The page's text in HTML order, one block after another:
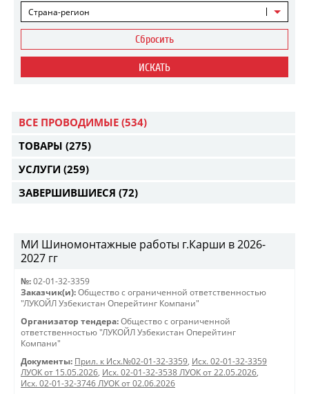
Страна-регион
Сбросить
ИСКАТЬ
ВСЕ ПРОВОДИМЫЕ (534)
ТОВАРЫ (275)
УСЛУГИ (259)
ЗАВЕРШИВШИЕСЯ (72)
МИ Шиномонтажные работы г.Карши в 2026-
2027 гг
№: 02-01-32-3359
Заказчик(и): Общество с ограниченной ответственностью
"ЛУКОЙЛ Узбекистан Оперейтинг Компани"
Организатор тендера: Общество с ограниченной
ответственностью "ЛУКОЙЛ Узбекистан Оперейтинг
Компани"
Документы: Прил. к Исх.№02-01-32-3359, Исх. 02-01-32-3359
ЛУОК от 15.05.2026, Исх. 02-01-32-3538 ЛУОК от 22.05.2026,
Исх. 02-01-32-3746 ЛУОК от 02.06.2026